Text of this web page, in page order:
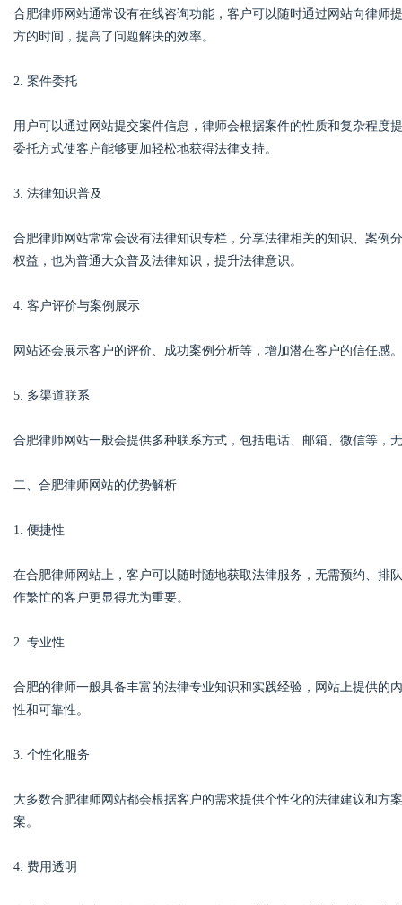
ar
合肥律师网站通常设有在线咨询功能，客户可以随时通过网站向律师
方的时间，提高了问题解决的效率。
2. 案件委托
用户可以通过网站提交案件信息，律师会根据案件的性质和复杂程度
委托方式使客户能够更加轻松地获得法律支持。
3. 法律知识普及
合肥律师网站常常会设有法律知识专栏，分享法律相关的知识、案例
权益，也为普通大众普及法律知识，提升法律意识。
4. 客户评价与案例展示
网站还会展示客户的评价、成功案例分析等，增加潜在客户的信任感
5. 多渠道联系
合肥律师网站一般会提供多种联系方式，包括电话、邮箱、微信等，
二、合肥律师网站的优势解析
1. 便捷性
在合肥律师网站上，客户可以随时随地获取法律服务，无需预约、排
作繁忙的客户更显得尤为重要。
2. 专业性
合肥的律师一般具备丰富的法律专业知识和实践经验，网站上提供的
性和可靠性。
3. 个性化服务
大多数合肥律师网站都会根据客户的需求提供个性化的法律建议和方
案。
4. 费用透明